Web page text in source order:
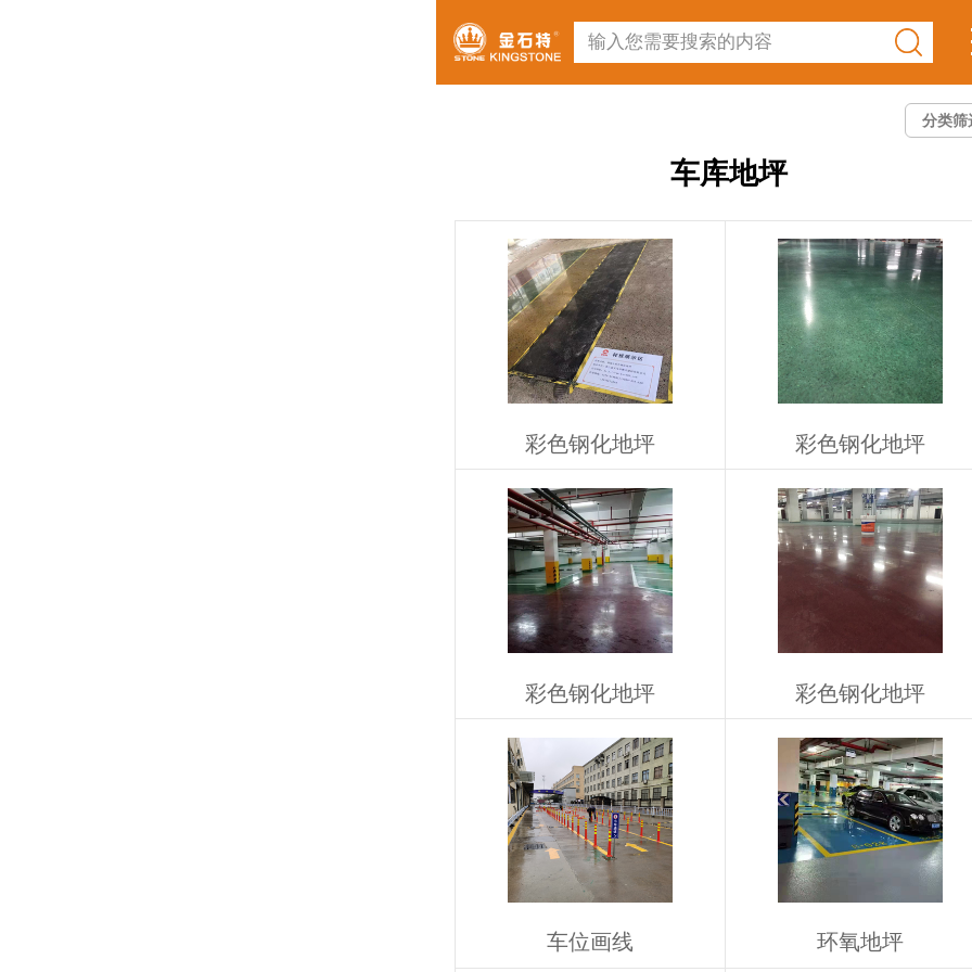
输入您需要搜索的内容
分类筛
车库地坪
彩色钢化地坪 彩色钢化地坪
彩色钢化地坪 彩色钢化地坪
车位画线 环氧地坪